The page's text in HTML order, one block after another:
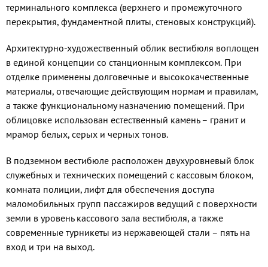
терминального комплекса (верхнего и промежуточного
перекрытия, фундаментной плиты, стеновых конструкций).
Архитектурно-художественный облик вестибюля воплощен
в единой концепции со станционным комплексом. При
отделке применены долговечные и высококачественные
материалы, отвечающие действующим нормам и правилам,
а также функциональному назначению помещений. При
облицовке использован естественный камень – гранит и
мрамор белых, серых и черных тонов.
В подземном вестибюле расположен двухуровневый блок
служебных и технических помещений с кассовым блоком,
комната полиции, лифт для обеспечения доступа
маломобильных групп пассажиров ведущий с поверхности
земли в уровень кассового зала вестибюля, а также
современные турникеты из нержавеющей стали – пять на
вход и три на выход.